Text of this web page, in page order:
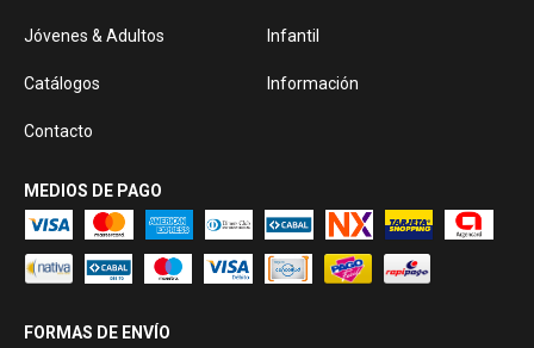
Jóvenes & Adultos Infantil
Catálogos Información
Contacto
MEDIOS DE PAGO
FORMAS DE ENVÍO